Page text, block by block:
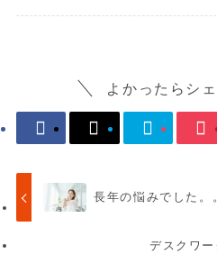
よかったらシ
長年の悩みでした。
デスクワー